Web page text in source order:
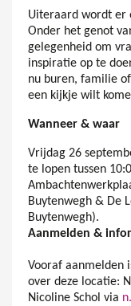
Uiteraard wordt er
Onder het genot
gelegenheid om
inspiratie op te
nu buren, familie
een kijkje wilt
Wanneer & waar
Vrijdag 26
te lopen tussen
Buytenwegh & De
Buytenwegh).
Aanmelden &
Vooraf aanmelden
over deze locatie:
Nicoline Schol via